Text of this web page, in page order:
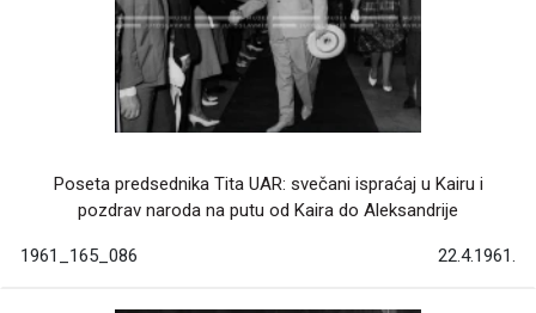
Poseta predsednika Tita UAR: svečani ispraćaj u Kairu i
pozdrav naroda na putu od Kaira do Aleksandrije
1961_165_086 22.4.1961.